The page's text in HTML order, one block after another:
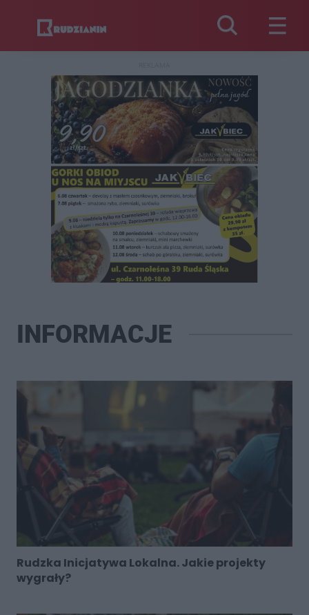
INFORMACJE
Rudzka Inicjatywa Lokalna. Jakie projekty
wygrały?